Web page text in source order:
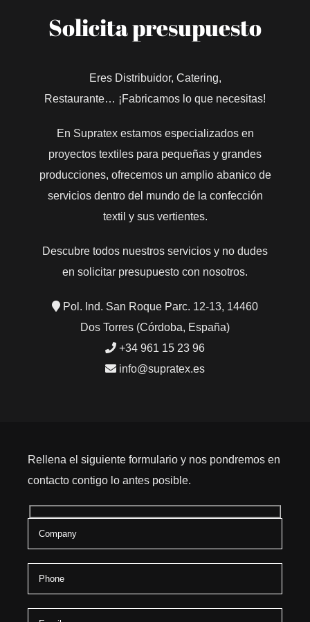
Solicita presupuesto
Eres Distribuidor, Catering,
Restaurante… ¡Fabricamos lo que necesitas!
En Supratex estamos especializados en
proyectos textiles para pequeñas y grandes
producciones, ofrecemos un amplio abanico de
servicios dentro del mundo de la confección
textil y sus vertientes.
Descubre todos nuestros servicios y no dudes
en solicitar presupuesto con nosotros.
Pol. Ind. San Roque Parc. 12-13, 14460
Dos Torres (Córdoba, España)
+34 961 15 23 96
info@supratex.es
Rellena el siguiente formulario y nos pondremos en
contacto contigo lo antes posible.